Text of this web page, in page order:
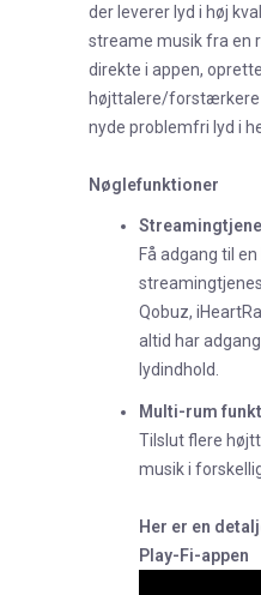
der leverer lyd i høj
streame musik fra en
direkte i appen,
højttalere/forstærkere
nyde problemfri lyd i
Nøglefunktioner
Få adgang til
Qobuz,
altid har
lydindhold.
Multi-rum
Tilslut flere
musik i
Her er en
Play-Fi-appen